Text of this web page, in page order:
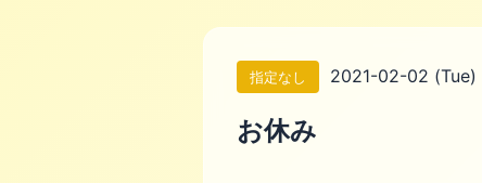
指定なし 2021-02-02 (Tue)
お休み